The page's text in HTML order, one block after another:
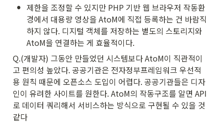
• 제한을 조정할 수 있지만 PHP 기반 웹 브라우저 작동환
경에서 대용량 영상을 AtoM에 직접 등록하는 건 바람직
하지 않다. 디지털 객체를 저장하는 별도의 스토리지와
AtoM을 연결하는 게 효율적이다.
Q.(개발자) 그동안 만들었던 시스템보다 AtoM이 직관적이
고 편의성 높았다. 공공기관은 전자정부프레임워크 우선적
용 원칙 때문에 오픈소스 도입이 어렵다. 공공기관들은 디자
인이 유려한 사이트를 원한다. AtoM의 작동구조를 알면 API
로 데이터 쿼리해서 서비스하는 방식으로 구현될 수 있을 것
같다